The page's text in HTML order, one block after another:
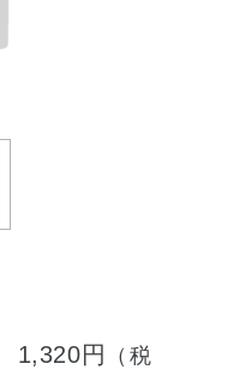
1,320円
（税